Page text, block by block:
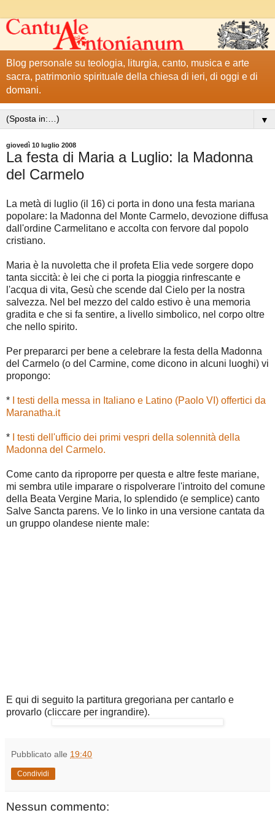
Blog personale su teologia, liturgia, canto, musica e arte
sacra, patrimonio spirituale della chiesa di ieri, di oggi e di
domani.
▼
giovedì 10 luglio 2008
La festa di Maria a Luglio: la Madonna
del Carmelo
La metà di luglio (il 16) ci porta in dono una festa mariana
popolare: la Madonna del Monte Carmelo, devozione diffusa
dall'ordine Carmelitano e accolta con fervore dal popolo
cristiano.
Maria è la nuvoletta che il profeta Elia vede sorgere dopo
tanta siccità: è lei che ci porta la pioggia rinfrescante e
l'acqua di vita, Gesù che scende dal Cielo per la nostra
salvezza. Nel bel mezzo del caldo estivo è una memoria
gradita e che si fa sentire, a livello simbolico, nel corpo oltre
che nello spirito.
Per prepararci per bene a celebrare la festa della Madonna
del Carmelo (o del Carmine, come dicono in alcuni luoghi) vi
propongo:
* I testi della messa in Italiano e Latino (Paolo VI) offertici da
Maranatha.it
*
I testi dell'ufficio dei primi vespri della solennità della
Madonna del Carmelo.
Come canto da riproporre per questa e altre feste mariane,
mi sembra utile imparare o rispolverare l'introito del comune
della Beata Vergine Maria, lo splendido (e semplice) canto
Salve Sancta parens. Ve lo linko in una versione cantata da
un gruppo olandese niente male:
E qui di seguito la partitura gregoriana per cantarlo e
provarlo (cliccare per ingrandire).
Pubblicato alle 19:40
Condividi
Nessun commento: